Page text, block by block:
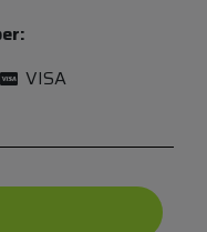
VISA